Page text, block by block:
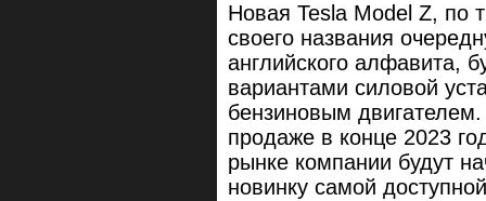
Новая Tesla Model Z, по
своего названия
английского алфавита,
вариантами силовой
бензиновым
продаже в конце 2023
рынке компании будут
новинку самой